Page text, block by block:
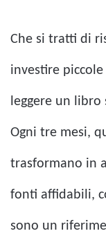
Che si tratti di
investire
leggere un libro
Ogni tre mesi,
trasformano in
fonti affidabili,
sono un